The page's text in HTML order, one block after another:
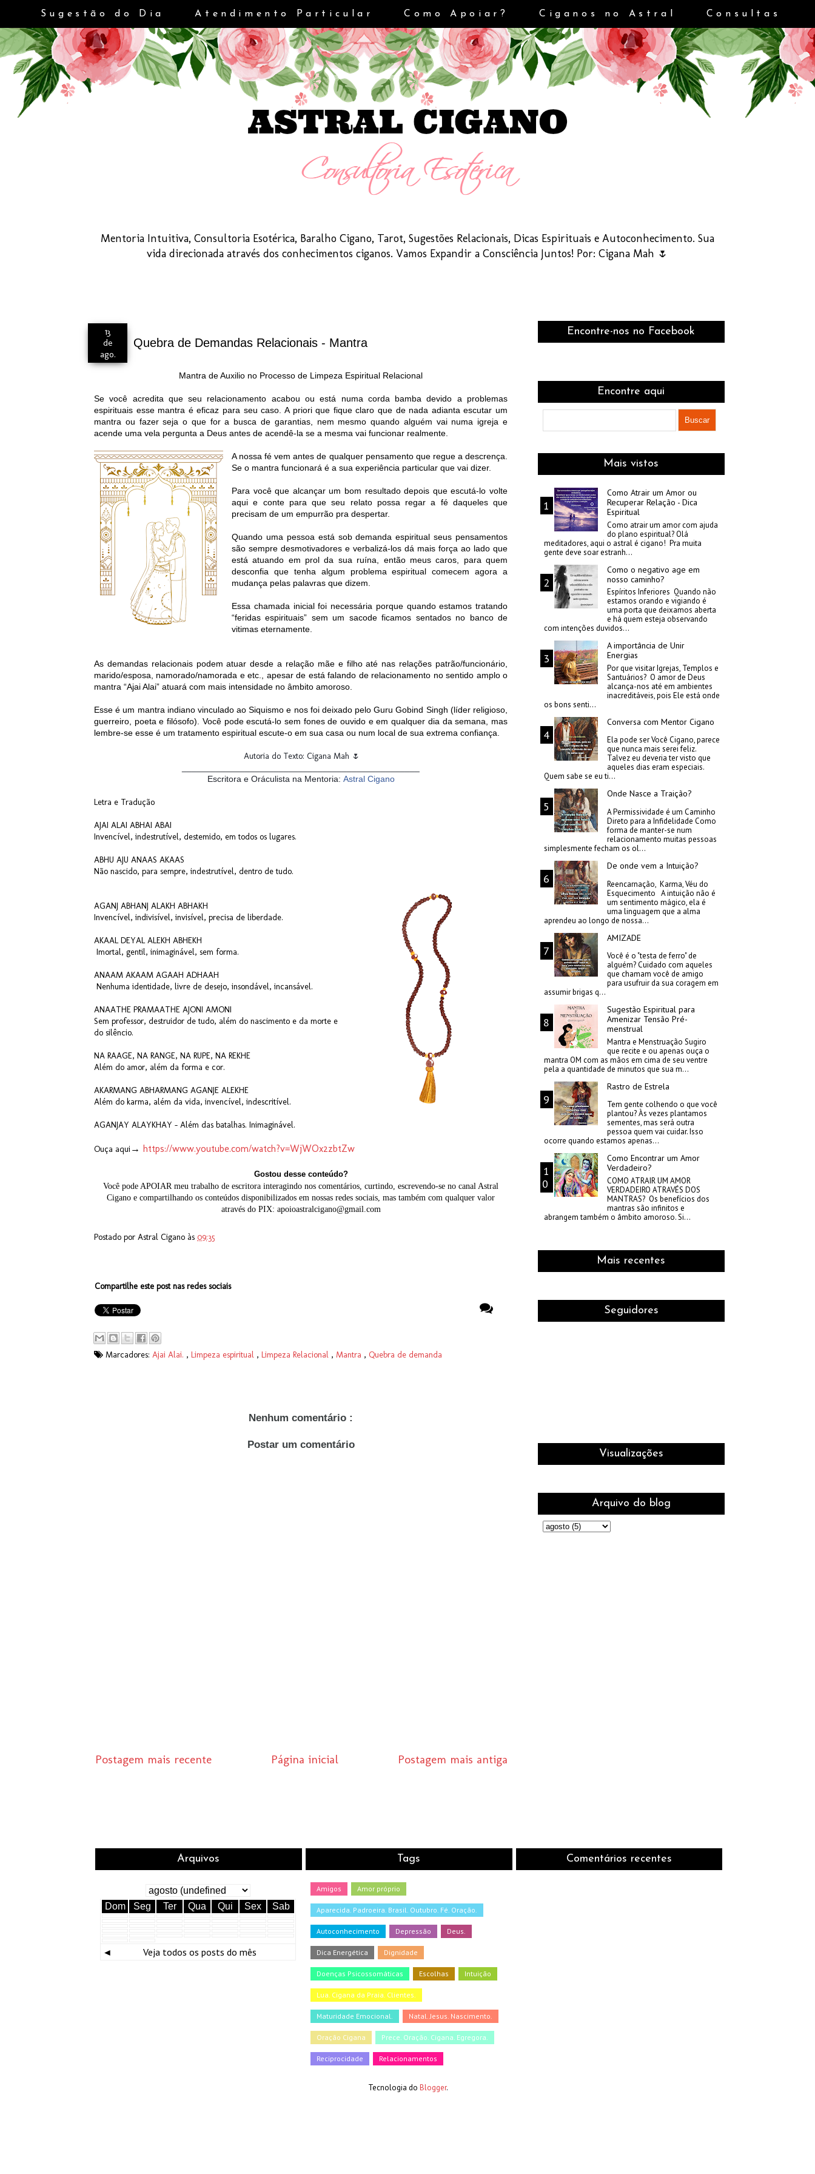
Mentoria Intuitiva, Consultoria Esotérica, Baralho Cigano, Tarot, Sugestões Relacionais, Dicas Espirituais e Autoconhecimento. Sua
vida direcionada através dos conhecimentos ciganos. Vamos Expandir a Consciência Juntos! Por: Cigana Mah 🌷
Sugestão do Dia Atendimento Particular Como Apoiar? Ciganos no Astral Consultas
13
de
ago.
Quebra de Demandas Relacionais - Mantra
Mantra de Auxilio no Processo de Limpeza Espiritual Relacional
Se você acredita que seu relacionamento acabou ou está numa corda bamba devido a problemas
espirituais esse mantra é eficaz para seu caso. A priori que fique claro que de nada adianta escutar um
mantra ou fazer seja o que for a busca de garantias, nem mesmo quando alguém vai numa igreja e
acende uma vela pergunta a Deus antes de acendê-la se a mesma vai funcionar realmente.
A nossa fé vem antes de qualquer pensamento que regue a descrença.
Se o mantra funcionará é a sua experiência particular que vai dizer.
Para você que alcançar um bom resultado depois que escutá-lo volte
aqui e conte para que seu relato possa regar a fé daqueles que
precisam de um empurrão pra despertar.
Quando uma pessoa está sob demanda espiritual seus pensamentos
são sempre desmotivadores e verbalizá-los dá mais força ao lado que
está atuando em prol da sua ruína, então meus caros, para quem
desconfia que tenha algum problema espiritual comecem agora a
mudança pelas palavras que dizem.
Essa chamada inicial foi necessária porque quando estamos tratando
“feridas espirituais” sem um sacode ficamos sentados no banco de
vitimas eternamente.
As demandas relacionais podem atuar desde a relação mãe e filho até nas relações patrão/funcionário,
marido/esposa, namorado/namorada e etc., apesar de está falando de relacionamento no sentido amplo o
mantra “Ajai Alai” atuará com mais intensidade no âmbito amoroso.
Esse é um mantra indiano vinculado ao Siquismo e nos foi deixado pelo Guru Gobind Singh (líder religioso,
guerreiro, poeta e filósofo). Você pode escutá-lo sem fones de ouvido e em qualquer dia da semana, mas
lembre-se esse é um tratamento espiritual escute-o em sua casa ou num local de sua extrema confiança.
Autoria do Texto: Cigana Mah 🌷
Escritora e Oráculista na Mentoria: Astral Cigano
Letra e Tradução
AJAI ALAI ABHAI ABAI
Invencível, indestrutível, destemido, em todos os lugares.
ABHU AJU ANAAS AKAAS
Não nascido, para sempre, indestrutível, dentro de tudo.
AGANJ ABHANJ ALAKH ABHAKH
Invencível, indivisível, invisível, precisa de liberdade.
AKAAL DEYAL ALEKH ABHEKH
Imortal, gentil, inimaginável, sem forma.
ANAAM AKAAM AGAAH ADHAAH
Nenhuma identidade, livre de desejo, insondável, incansável.
ANAATHE PRAMAATHE AJONI AMONI
Sem professor, destruidor de tudo, além do nascimento e da morte e
do silêncio.
NA RAAGE, NA RANGE, NA RUPE, NA REKHE
Além do amor, além da forma e cor.
AKARMANG ABHARMANG AGANJE ALEKHE
Além do karma, além da vida, invencível, indescritível.
AGANJAY ALAYKHAY - Além das batalhas. Inimaginável.
Ouça aqui → https://www.youtube.com/watch?v=WjWOx2zbtZw
Gostou desse conteúdo?
Você pode APOIAR meu trabalho de escritora interagindo nos comentários, curtindo, escrevendo-se no canal Astral
Cigano e compartilhando os conteúdos disponibilizados em nossas redes sociais, mas também com qualquer valor
através do PIX: apoioastralcigano@gmail.com
Postado por Astral Cigano às 09:35
Compartilhe este post nas redes sociais
Marcadores: Ajai Alai. , Limpeza espiritual , Limpeza Relacional , Mantra , Quebra de demanda
Nenhum comentário :
Postar um comentário
Postagem mais recente Postagem mais antiga
Página inicial
Encontre-nos no Facebook
Encontre aqui
Mais vistos
Como Atrair um Amor ou
Recuperar Relação - Dica
Espiritual
Como atrair um amor com ajuda
do plano espiritual? Olá
meditadores, aqui o astral é cigano! Pra muita
gente deve soar estranh...
Como o negativo age em
nosso caminho?
Espíritos Inferiores Quando não
estamos orando e vigiando é
uma porta que deixamos aberta
e há quem esteja observando
com intenções duvidos...
A importância de Unir
Energias
Por que visitar Igrejas, Templos e
Santuários? O amor de Deus
alcança-nos até em ambientes
inacreditáveis, pois Ele está onde
os bons senti...
Conversa com Mentor Cigano
Ela pode ser Você Cigano, parece
que nunca mais serei feliz.
Talvez eu deveria ter visto que
aqueles dias eram especiais.
Quem sabe se eu ti...
Onde Nasce a Traição?
A Permissividade é um Caminho
Direto para a Infidelidade Como
forma de manter-se num
relacionamento muitas pessoas
simplesmente fecham os ol...
De onde vem a Intuição?
Reencarnação, Karma, Véu do
Esquecimento A intuição não é
um sentimento mágico, ela é
uma linguagem que a alma
aprendeu ao longo de nossa...
AMIZADE
Você é o "testa de ferro" de
alguém? Cuidado com aqueles
que chamam você de amigo
para usufruir da sua coragem em
assumir brigas q...
Sugestão Espiritual para
Amenizar Tensão Pré-
menstrual
Mantra e Menstruação Sugiro
que recite e ou apenas ouça o
mantra OM com as mãos em cima de seu ventre
pela a quantidade de minutos que sua m...
Rastro de Estrela
Tem gente colhendo o que você
plantou? Às vezes plantamos
sementes, mas será outra
pessoa quem vai cuidar. Isso
ocorre quando estamos apenas...
Como Encontrar um Amor
Verdadeiro?
COMO ATRAIR UM AMOR
VERDADEIRO ATRAVÉS DOS
MANTRAS? Os benefícios dos
mantras são infinitos e
abrangem também o âmbito amoroso. Si...
Mais recentes
Seguidores
Visualizações
Arquivo do blog
Arquivos
Dom Seg Ter Qua Qui Sex Sab
◄ Veja todos os posts do mês
Tags
Amigos Amor próprio
Aparecida. Padroeira. Brasil. Outubro. Fé. Oração.
Autoconhecimento Depressão Deus.
Dica Energética Dignidade
Doenças Psicossomáticas Escolhas Intuição
Lua. Cigana da Praia. Clientes.
Maturidade Emocional. Natal. Jesus. Nascimento.
Oração Cigana Prece. Oração. Cigana. Egregora.
Reciprocidade Relacionamentos
Comentários recentes
Tecnologia do Blogger.